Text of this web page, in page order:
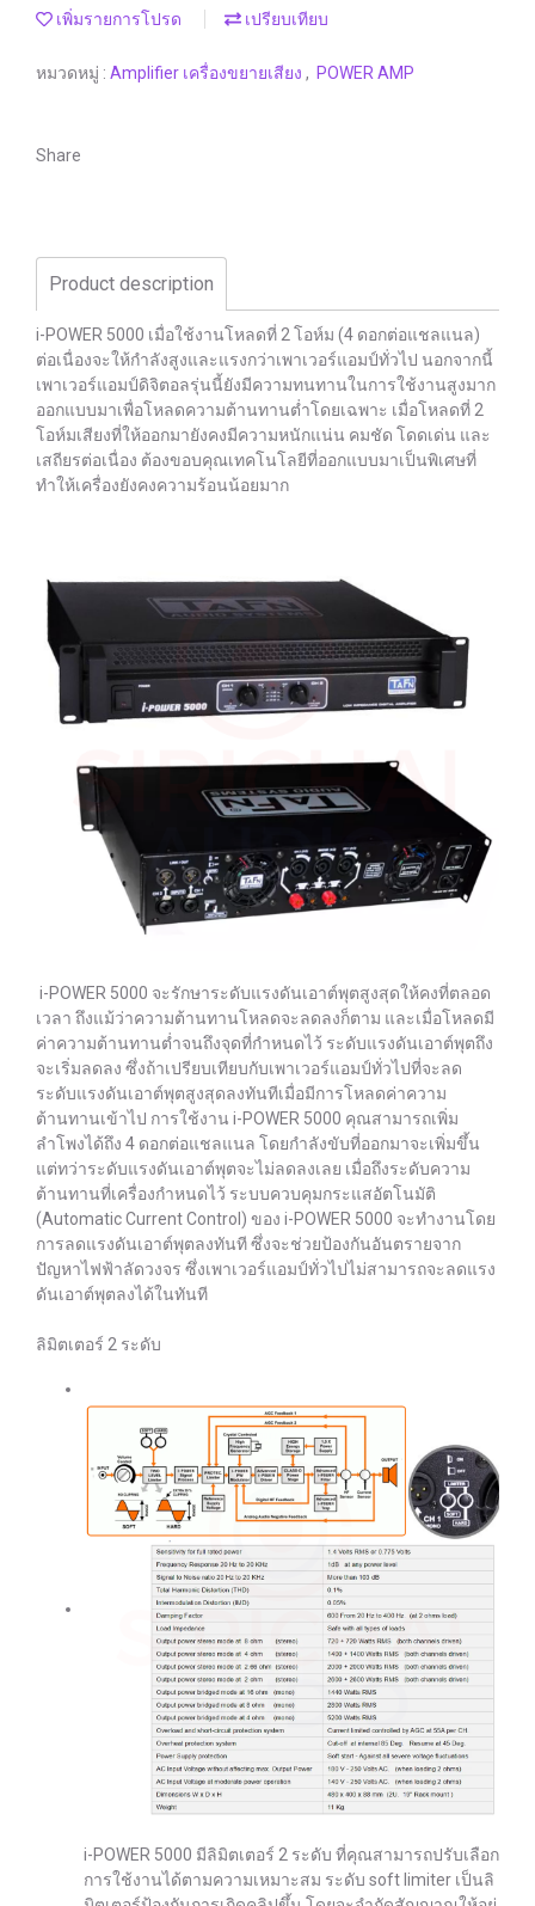
เพิ่มรายการโปรด เปรียบเทียบ
หมวดหมู่ : Amplifier เครื่องขยายเสียง , POWER AMP
Share
Product description
i-POWER 5000 เมื่อใช้งานโหลดที่ 2 โอห์ม (4 ดอกต่อแชลแนล)
ต่อเนื่องจะให้กำลังสูงและแรงกว่าเพาเวอร์แอมป์ทั่วไป นอกจากนี้
เพาเวอร์แอมป์ดิจิตอลรุ่นนี้ยังมีความทนทานในการใช้งานสูงมาก
ออกแบบมาเพื่อโหลดความต้านทานต่ำโดยเฉพาะ เมื่อโหลดที่ 2
โอห์มเสียงที่ให้ออกมายังคงมีความหนักแน่น คมชัด โดดเด่น และ
เสถียรต่อเนื่อง ต้องขอบคุณเทคโนโลยีที่ออกแบบมาเป็นพิเศษที่
ทำให้เครื่องยังคงความร้อนน้อยมาก
i-POWER 5000 จะรักษาระดับแรงดันเอาต์พุตสูงสุดให้คงที่ตลอด
เวลา ถึงแม้ว่าความต้านทานโหลดจะลดลงก็ตาม และเมื่อโหลดมี
ค่าความต้านทานต่ำจนถึงจุดที่กำหนดไว้ ระดับแรงดันเอาต์พุตถึง
จะเริ่มลดลง ซึ่งถ้าเปรียบเทียบกับเพาเวอร์แอมป์ทั่วไปที่จะลด
ระดับแรงดันเอาต์พุตสูงสุดลงทันทีเมื่อมีการโหลดค่าความ
ต้านทานเข้าไป การใช้งาน i-POWER 5000 คุณสามารถเพิ่ม
ลำโพงได้ถึง 4 ดอกต่อแชลแนล โดยกำลังขับที่ออกมาจะเพิ่มขึ้น
แต่ทว่าระดับแรงดันเอาต์พุตจะไม่ลดลงเลย เมื่อถึงระดับความ
ต้านทานที่เครื่องกำหนดไว้ ระบบควบคุมกระแสอัตโนมัติ
(Automatic Current Control) ของ i-POWER 5000 จะทำงานโดย
การลดแรงดันเอาต์พุตลงทันที ซึ่งจะช่วยป้องกันอันตรายจาก
ปัญหาไฟฟ้าลัดวงจร ซึ่งเพาเวอร์แอมป์ทั่วไปไม่สามารถจะลดแรง
ดันเอาต์พุตลงได้ในทันที
ลิมิตเตอร์ 2 ระดับ
i-POWER 5000 มีลิมิตเตอร์ 2 ระดับ ที่คุณสามารถปรับเลือก
การใช้งานได้ตามความเหมาะสม ระดับ soft limiter เป็นลิ